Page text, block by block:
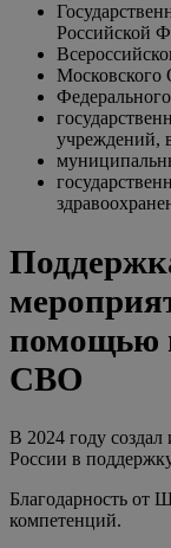
Российской
учреждений,
помощью
СВО
В 2024 году
России в
Благодарность от
компетенций.